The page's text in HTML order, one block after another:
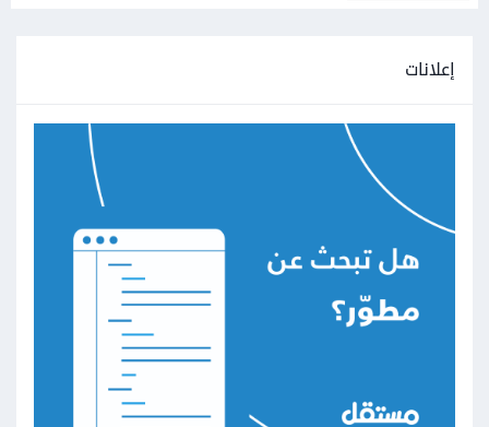
إعلانات